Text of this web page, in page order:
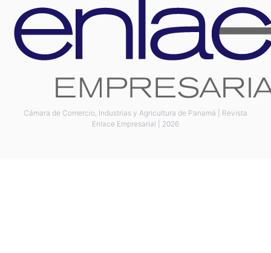
Cámara de Comercio, Industrias y Agricultura de Panamá | Revista
Enlace Empresarial | 2026